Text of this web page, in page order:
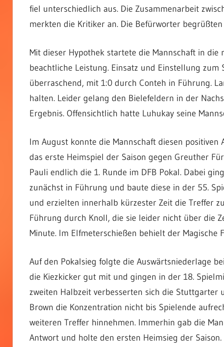
fiel unterschiedlich aus. Die Zusammenarbeit
merkten die Kritiker an. Die Befürworter
Mit dieser Hypothek startete die Mannschaft in
beachtliche Leistung. Einsatz und Einstellung
überraschend, mit 1:0 durch Conteh in Führung.
halten. Leider gelang den Bielefeldern in der
Ergebnis. Offensichtlich hatte Luhukay seine
Im August konnte die Mannschaft diesen
das erste Heimspiel der Saison gegen Greuther
Pauli endlich die 1. Runde im DFB Pokal. Dabei
zunächst in Führung und baute diese in der 55.
und erzielten innerhalb kürzester Zeit die Treffer
Führung durch Knoll, die sie leider nicht über die
Minute. Im Elfmeterschießen behielt der Magische
Auf den Pokalsieg folgte die Auswärtsniederlage
die Kiezkicker gut mit und gingen in der 18.
zweiten Halbzeit verbesserten sich die Stuttgarter
Brown die Konzentration nicht bis Spielende
weiteren Treffer hinnehmen. Immerhin gab die
Antwort und holte den ersten Heimsieg der